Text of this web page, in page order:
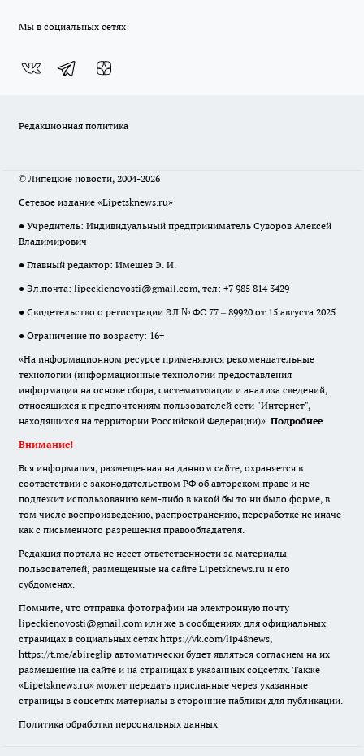
Мы в социальных сетях
Редакционная политика
© Липецкие новости, 2004-2026
Сетевое издание «Lipetsknews.ru»
● Учредитель: Индивидуальный предприниматель Суворов Алексей
Владимирович
● Главный редактор: Имешев Э. И.
● Эл.почта: lipeckienovosti@gmail.com, тел: +7 985 814 3429
● Свидетельство о регистрации ЭЛ № ФС 77 – 89920 от 15 августа 2025
● Ограничение по возрасту: 16+
«На информационном ресурсе применяются рекомендательные
технологии (информационные технологии предоставления
информации на основе сбора, систематизации и анализа сведений,
относящихся к предпочтениям пользователей сети "Интернет",
находящихся на территории Российской Федерации)». Подробнее
Внимание!
Вся информация, размещенная на данном сайте, охраняется в
соответствии с законодательством РФ об авторском праве и не
подлежит использованию кем-либо в какой бы то ни было форме, в
том числе воспроизведению, распространению, переработке не иначе
как с письменного разрешения правообладателя.
Редакция портала не несет ответственности за материалы
пользователей, размещенные на сайте Lipetsknews.ru и его
субдоменах.
Помните, что отправка фотографии на электронную почту
lipeckienovosti@gmail.com или же в сообщениях для официальных
страницах в социальных сетях https://vk.com/lip48news,
https://t.me/abireglip автоматически будет являться согласием на их
размещение на сайте и на страницах в указанных соцсетях. Также
«Lipetsknews.ru» может передать присланные через указанные
страницы в соцсетях материалы в сторонние паблики для публикации.
Политика обработки персональных данных